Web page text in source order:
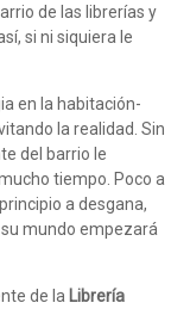
de las librerías y
si ni siquiera le
en la habitación-
la realidad. Sin
del barrio le
tiempo. Poco a
a desgana,
mundo empezará
de la Librería